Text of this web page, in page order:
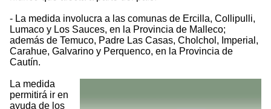
- La medida involucra a las comunas de Ercilla, Collipulli,
Lumaco y Los Sauces, en la Provincia de Malleco;
además de Temuco, Padre Las Casas, Cholchol, Imperial,
Carahue, Galvarino y Perquenco, en la Provincia de
Cautín.
La medida
permitirá ir en
ayuda de los